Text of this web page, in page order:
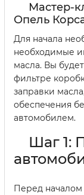
Мастер-
Опель
Для начала
необходимые
масла. Вы
фильтре
заправки
обеспечения
автомобилем.
Шаг 1:
Перед началом